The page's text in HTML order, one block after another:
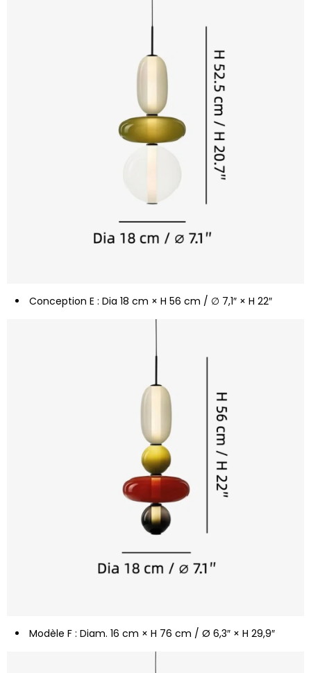
Conception E : Dia 18 cm × H 56 cm / ∅ 7,1″ × H 22″
Modèle F : Diam. 16 cm × H 76 cm / Ø 6,3″ × H 29,9″